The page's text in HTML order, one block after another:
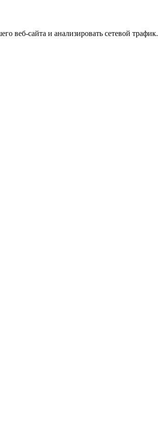
веб-сайта и анализировать сетевой трафик.